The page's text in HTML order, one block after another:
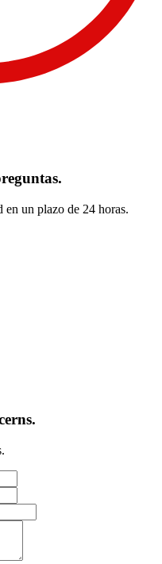
en un plazo de 24 horas.